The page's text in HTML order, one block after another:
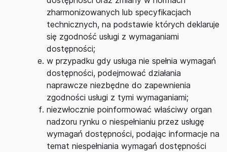
zharmonizowanych lub specyfikacjach
technicznych, na podstawie których deklaruje
się zgodność usługi z wymaganiami
dostępności;
w przypadku gdy usługa nie spełnia wymagań
dostępności, podejmować działania
naprawcze niezbędne do zapewnienia
zgodności usługi z tymi wymaganiami;
niezwłocznie poinformować właściwy organ
nadzoru rynku o niespełnianiu przez usługę
wymagań dostępności, podając informacje na
temat niespełniania wymagań dostępności